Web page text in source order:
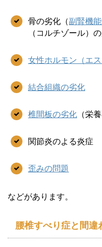
骨の劣化（副腎機
（コルチゾール）
女性ホルモン（エ
結合組織の劣化
椎間板の劣化 （栄
関節炎のよる炎症
歪みの問題
などがあります。
腰椎すべり症と間違